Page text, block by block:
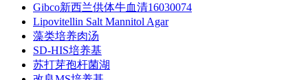
Gibco新西兰供体牛血清16030074
Lipovitellin Salt Mannitol Agar
藻类培养肉汤
SD-HIS培养基
苏打芽孢杆菌湖